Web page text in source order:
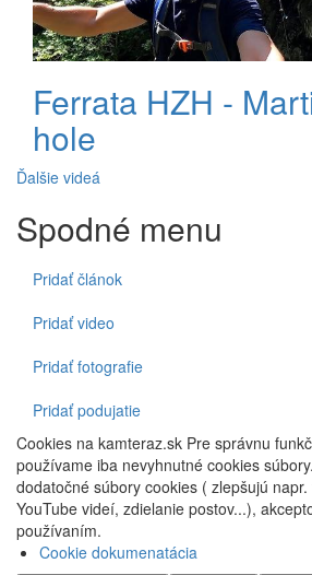
Ferrata HZH -
hole
Ďalšie videá
Spodné menu
Pridať článok
Pridať video
Pridať fotografie
Pridať podujatie
Cookies na kamteraz.sk Pre správnu
používame iba nevyhnutné cookies
dodatočné súbory cookies ( zlepšujú
YouTube videí, zdielanie postov...),
používaním.
Cookie dokumenatácia